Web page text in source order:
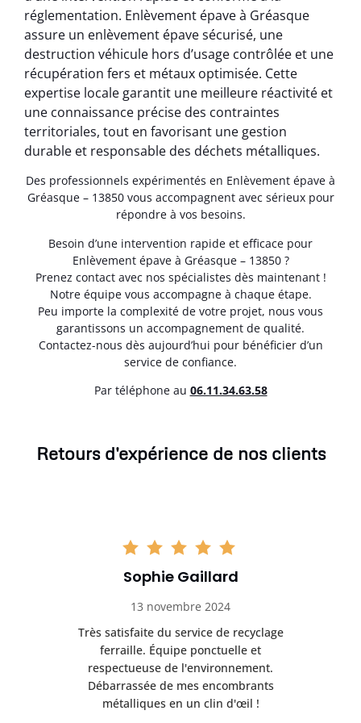
réglementation. Enlèvement épave à Gréasque
assure un enlèvement épave sécurisé, une
destruction véhicule hors d’usage contrôlée et une
récupération fers et métaux optimisée. Cette
expertise locale garantit une meilleure réactivité et
une connaissance précise des contraintes
territoriales, tout en favorisant une gestion
durable et responsable des déchets métalliques.
Des professionnels expérimentés en Enlèvement épave à
Gréasque – 13850 vous accompagnent avec sérieux pour
répondre à vos besoins.
Besoin d’une intervention rapide et efficace pour
Enlèvement épave à Gréasque – 13850 ?
Prenez contact avec nos spécialistes dès maintenant !
Notre équipe vous accompagne à chaque étape.
Peu importe la complexité de votre projet, nous vous
garantissons un accompagnement de qualité.
Contactez-nous dès aujourd’hui pour bénéficier d’un
service de confiance.
Par téléphone au 06.11.34.63.58
Retours d'expérience de nos clients
Sophie Gaillard
13 novembre 2024
Très satisfaite du service de recyclage
ferraille. Équipe ponctuelle et
respectueuse de l'environnement.
Débarrassée de mes encombrants
métalliques en un clin d'œil !